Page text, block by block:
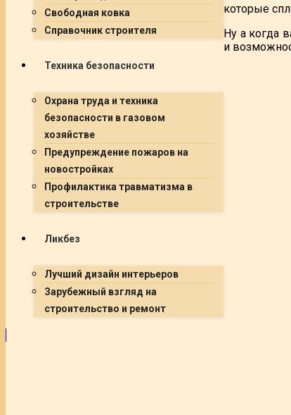
Свободная ковка
Справочник строителя
Техника безопасности
Охрана труда и техника
безопасности в газовом
хозяйстве
Предупреждение пожаров на
новостройках
Профилактика травматизма в
строительстве
Ликбез
Лучший дизайн интерьеров
Зарубежный взгляд на
строительство и ремонт
которые
Ну а когда
и